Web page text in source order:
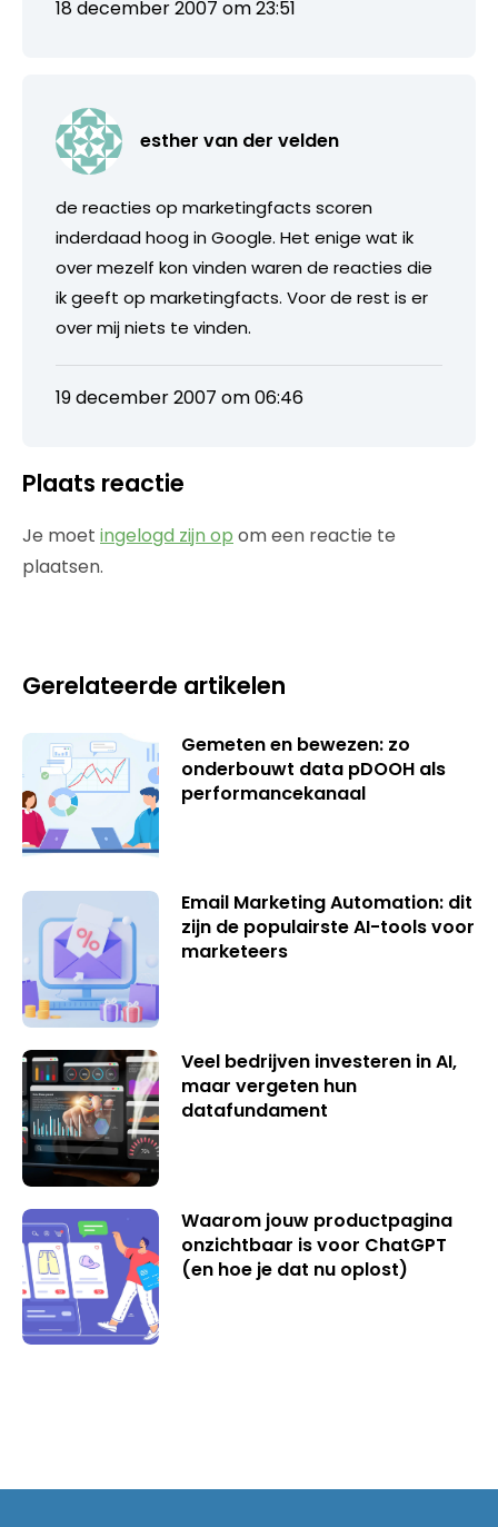
18 december 2007 om 23:51
esther van der velden
de reacties op marketingfacts scoren
inderdaad hoog in Google. Het enige wat ik
over mezelf kon vinden waren de reacties die
ik geeft op marketingfacts. Voor de rest is er
over mij niets te vinden.
19 december 2007 om 06:46
Plaats reactie
Je moet ingelogd zijn op om een reactie te
plaatsen.
Gerelateerde artikelen
Gemeten en bewezen: zo
onderbouwt data pDOOH als
performancekanaal
Email Marketing Automation: dit
zijn de populairste AI-tools voor
marketeers
Veel bedrijven investeren in AI,
maar vergeten hun
datafundament
Waarom jouw productpagina
onzichtbaar is voor ChatGPT
(en hoe je dat nu oplost)